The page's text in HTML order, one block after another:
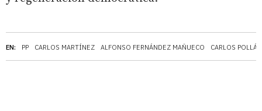
EN: PP CARLOS MARTÍNEZ ALFONSO FERNÁNDEZ MAÑUECO CARLOS POLLÁN